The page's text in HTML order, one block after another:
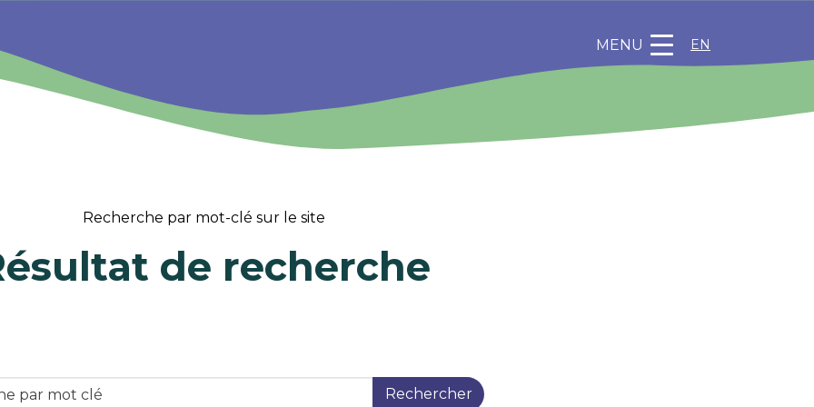
MENU EN
Recherche par mot-clé sur le site
de recherche
Rechercher